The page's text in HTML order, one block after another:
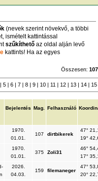
(nevek szerint növekvő, a többi
ismételt kattintással
szűkíthető az oldal alján levő
kattints! Ha az egyes
Összesen:
| 5 | 6 | 7 | 8 | 9 | 10 | 11 | 12 | 13 | 14 |
Bejelentés Mag. Felhasználó
1970.
01.01.
107 dirtbikerek
47°
19°
1970.
01.01.
375 Zoli31
46°
17°
2026.
04.03.
159 filemaneger
47°
20°